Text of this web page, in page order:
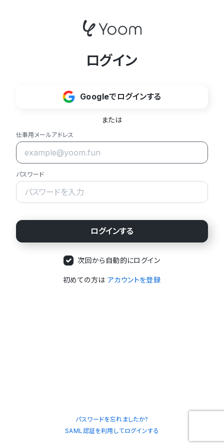
ログイン
Googleでログインする
または
仕事用メールアドレス
パスワード
次回から自動的にログイン
初めての方は アカウントを登録
パスワードを忘れましたか?
SAML認証を利用してログインする